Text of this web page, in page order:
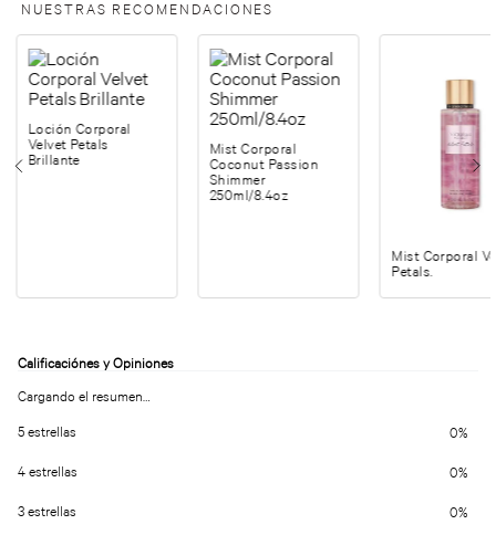
NUESTRAS RECOMENDACIONES
Loción Corporal
Velvet Petals
Brillante
Mist Corporal
Coconut Passion
Shimmer
250ml/8.4oz
Mist Corporal
Petals.
Cargando el resumen…
5 estrellas 0%
4 estrellas 0%
3 estrellas 0%